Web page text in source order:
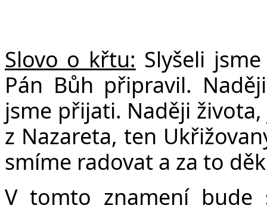
Slovo o křtu: Slyšeli
Pán Bůh připravil.
jsme přijati. Naději
z Nazareta, ten
smíme radovat a za to
V tomto znamení